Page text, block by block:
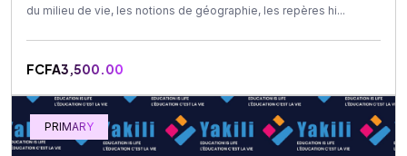
du milieu de vie, les notions de géographie, les repères hi...
FCFA3,500.00
PRIMARY